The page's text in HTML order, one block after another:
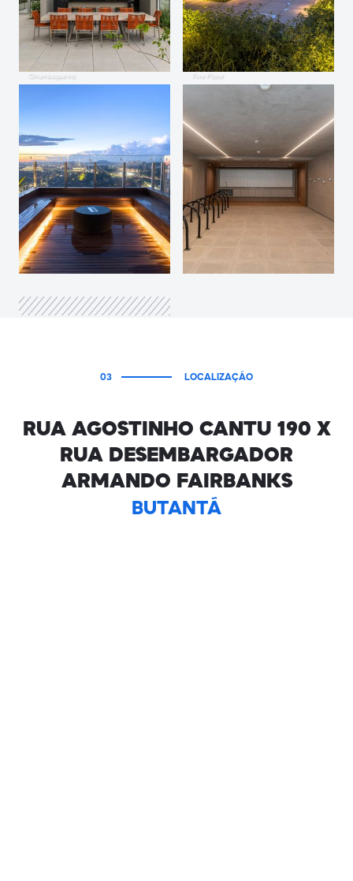
Churrasqueira Fire Place
03 LOCALIZAÇÃO
RUA AGOSTINHO CANTU 190 X
RUA DESEMBARGADOR
ARMANDO FAIRBANKS
BUTANTÃ